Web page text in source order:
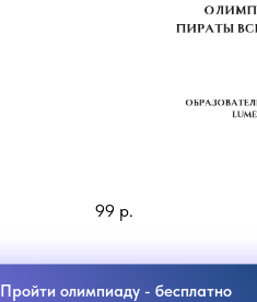
99 р.
Пройти олимпиаду - бесплатно